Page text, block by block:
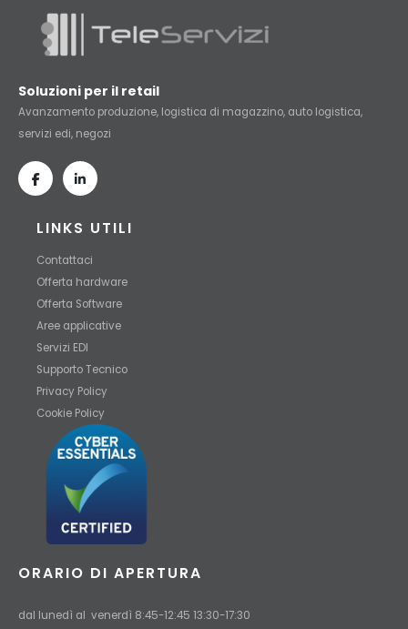
Soluzioni per il retail
Avanzamento produzione, logistica di magazzino, auto logistica,
servizi edi, negozi
LINKS UTILI
Contattaci
Offerta hardware
Offerta Software
Aree applicative
Servizi EDI
Supporto Tecnico
Privacy Policy
Cookie Policy
ORARIO DI APERTURA
dal lunedì al venerdì 8:45-12:45 13:30-17:30